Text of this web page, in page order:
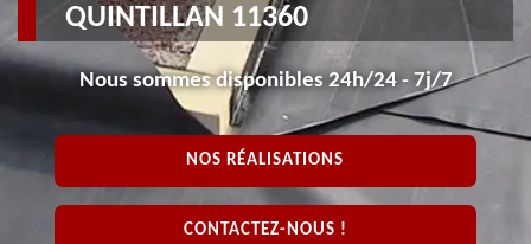
QUINTILLAN 11360
Nous sommes disponibles 24h/24 - 7j/7
NOS RÉALISATIONS
CONTACTEZ-NOUS !